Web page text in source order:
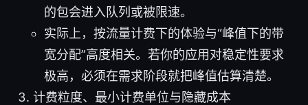
的包会进入队列或被限速。
实际上，按流量计费下的体验与“峰值下的带
宽分配”高度相关。若你的应用对稳定性要求
极高，必须在需求阶段就把峰值估算清楚。
计费粒度、最小计费单位与隐藏成本